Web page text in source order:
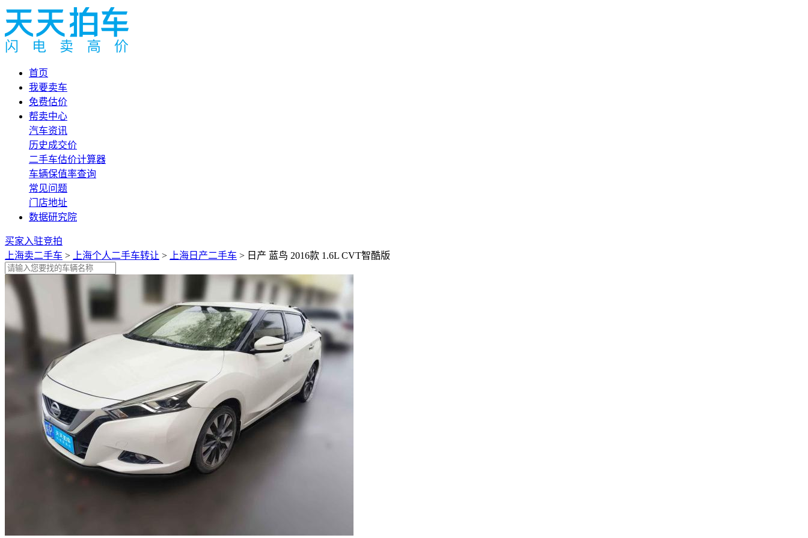
首页
我要卖车
免费估价
帮卖中心
汽车资讯
历史成交价
二手车估价计算器
车辆保值率查询
常见问题
门店地址
数据研究院
买家入驻竞拍
上海卖二手车 > 上海个人二手车转让 > 上海日产二手车 > 日产 蓝鸟 2016款 1.6L CVT智酷版